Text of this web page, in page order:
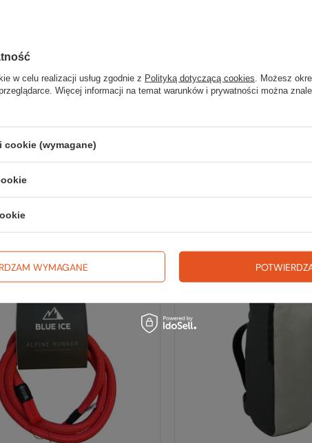
AERO LITE ICE
w celu realizacji usług zgodnie z Polityką dotyczącą cookies . Możesz
Więcej informacji na temat warunków i prywatności można
(wymagane)
WYMAGANE